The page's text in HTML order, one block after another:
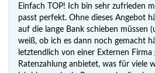
Einfach TOP! Ich bin sehr zufrieden
passt perfekt. Ohne dieses Angebot
auf die lange Bank schieben müssen
weiß, ob ich es dann noch gemacht
letztendlich von einer Externen Firma
Ratenzahlung anbietet, was für viele